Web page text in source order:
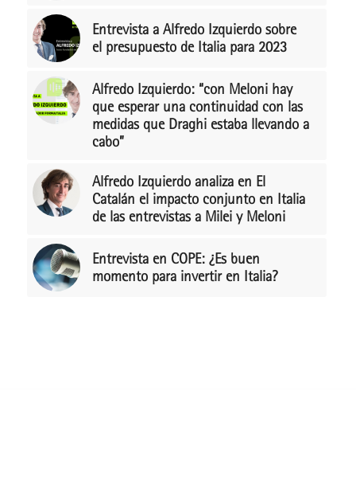
Entrevista a Alfredo Izquierdo sobre
el presupuesto de Italia para 2023
Alfredo Izquierdo: “con Meloni hay
que esperar una continuidad con las
medidas que Draghi estaba llevando a
cabo”
Alfredo Izquierdo analiza en El
Catalán el impacto conjunto en Italia
de las entrevistas a Milei y Meloni
Entrevista en COPE: ¿Es buen
momento para invertir en Italia?